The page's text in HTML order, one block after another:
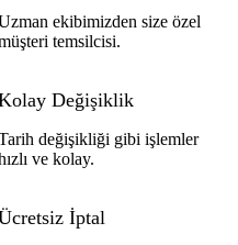
ekibimizden size özel
temsilcisi.
Değişiklik
değişikliği gibi işlemler
ve kolay.
İptal